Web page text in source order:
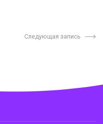
Следующая запись